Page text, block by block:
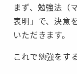
まず、勉強法（
表明」で、決意
いただきます。
これで勉強をす